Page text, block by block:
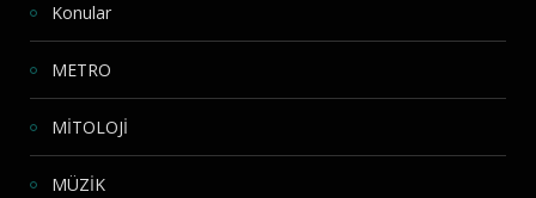
Konular
METRO
MİTOLOJİ
MÜZİK